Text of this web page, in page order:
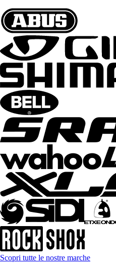
Scopri tutte le nostre marche